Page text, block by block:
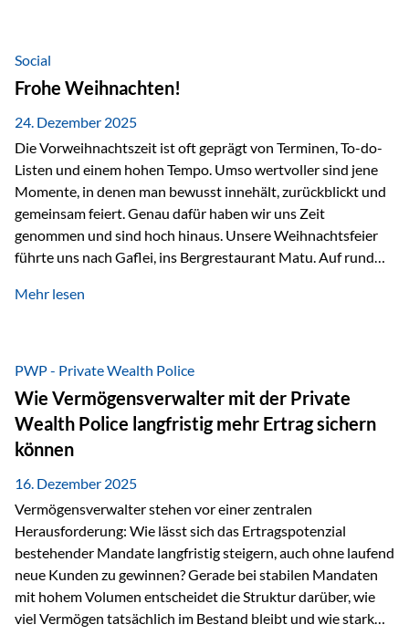
starkes Miteinander ist. Neben diesen gemeinsamen
Erlebnissen konnten wir…
Social
Frohe Weihnachten!
24. Dezember 2025
Die Vorweihnachtszeit ist oft geprägt von Terminen, To-do-
Listen und einem hohen Tempo. Umso wertvoller sind jene
Momente, in denen man bewusst innehält, zurückblickt und
gemeinsam feiert. Genau dafür haben wir uns Zeit
genommen und sind hoch hinaus. Unsere Weihnachtsfeier
führte uns nach Gaflei, ins Bergrestaurant Matu. Auf rund
beeindruckendes Panorama, sondern auch etwas, das im
verschneiter Landschaft, bei feinem Essen, guter Musik und
einer entspannten…
Mehr lesen
PWP - Private Wealth Police
Wie Vermögensverwalter mit der Private
Wealth Police langfristig mehr Ertrag sichern
können
16. Dezember 2025
Vermögensverwalter stehen vor einer zentralen
Herausforderung: Wie lässt sich das Ertragspotenzial
bestehender Mandate langfristig steigern, auch ohne laufend
neue Kunden zu gewinnen? Gerade bei stabilen Mandaten
mit hohem Volumen entscheidet die Struktur darüber, wie
viel Vermögen tatsächlich im Bestand bleibt und wie stark